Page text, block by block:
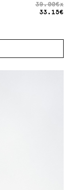
39.00€x
33.15€